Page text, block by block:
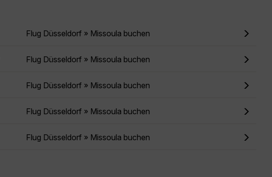
Flug Düsseldorf » Missoula buchen
Flug Düsseldorf » Missoula buchen
Flug Düsseldorf » Missoula buchen
Flug Düsseldorf » Missoula buchen
Flug Düsseldorf » Missoula buchen